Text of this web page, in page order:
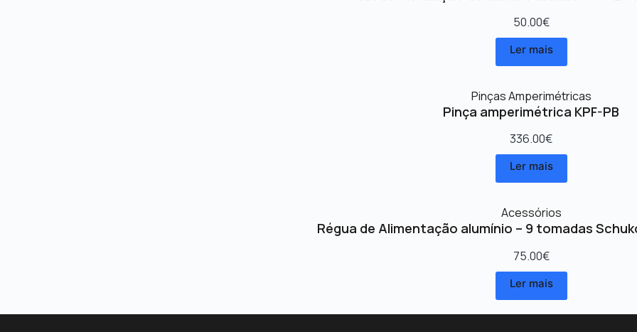
50.00€
Ler mais
Pinças Amperimétricas
Pinça amperimétrica KPF-PB
336.00€
Ler mais
Acessórios
Régua de Alimentação alumínio – 9 tomadas
75.00€
Ler mais